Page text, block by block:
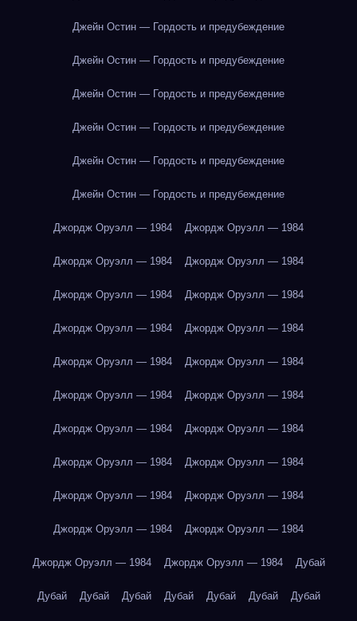
Джейн Остин — Гордость и предубеждение
Джейн Остин — Гордость и предубеждение
Джейн Остин — Гордость и предубеждение
Джейн Остин — Гордость и предубеждение
Джейн Остин — Гордость и предубеждение
Джейн Остин — Гордость и предубеждение
Джордж Оруэлл — 1984 Джордж Оруэлл — 1984
Джордж Оруэлл — 1984 Джордж Оруэлл — 1984
Джордж Оруэлл — 1984 Джордж Оруэлл — 1984
Джордж Оруэлл — 1984 Джордж Оруэлл — 1984
Джордж Оруэлл — 1984 Джордж Оруэлл — 1984
Джордж Оруэлл — 1984 Джордж Оруэлл — 1984
Джордж Оруэлл — 1984 Джордж Оруэлл — 1984
Джордж Оруэлл — 1984 Джордж Оруэлл — 1984
Джордж Оруэлл — 1984 Джордж Оруэлл — 1984
Джордж Оруэлл — 1984 Джордж Оруэлл — 1984
Джордж Оруэлл — 1984 Джордж Оруэлл — 1984 Дубай
Дубай Дубай Дубай Дубай Дубай Дубай Дубай